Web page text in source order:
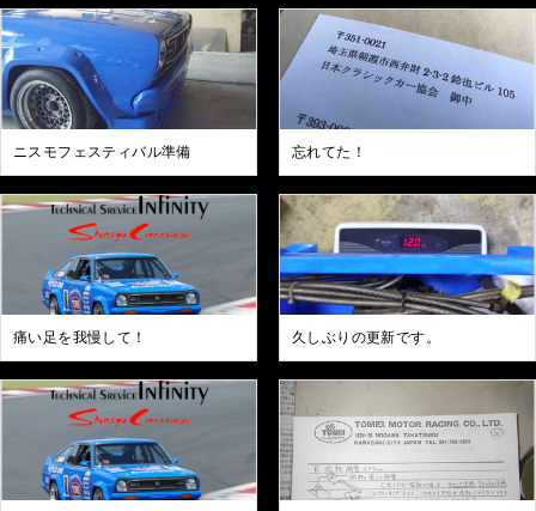
ニスモフェスティバル準備 忘れてた！
痛い足を我慢して！ 久しぶりの更新です。